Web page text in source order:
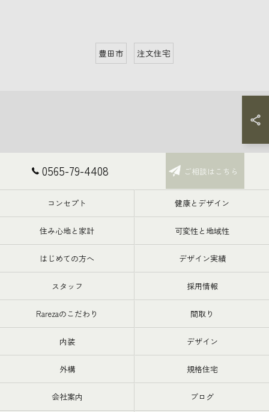
豊田市 注文住宅
0565-79-4408 ご相談はこちら
コンセプト 健康とデザイン
住み心地と家計 可変性と地域性
はじめての方へ デザイン実績
スタッフ 採用情報
Rarezaのこだわり 間取り
内装 デザイン
外構 規格住宅
会社案内 ブログ